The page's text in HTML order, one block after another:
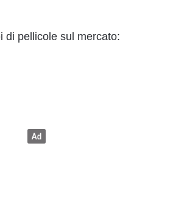
di pellicole sul mercato: